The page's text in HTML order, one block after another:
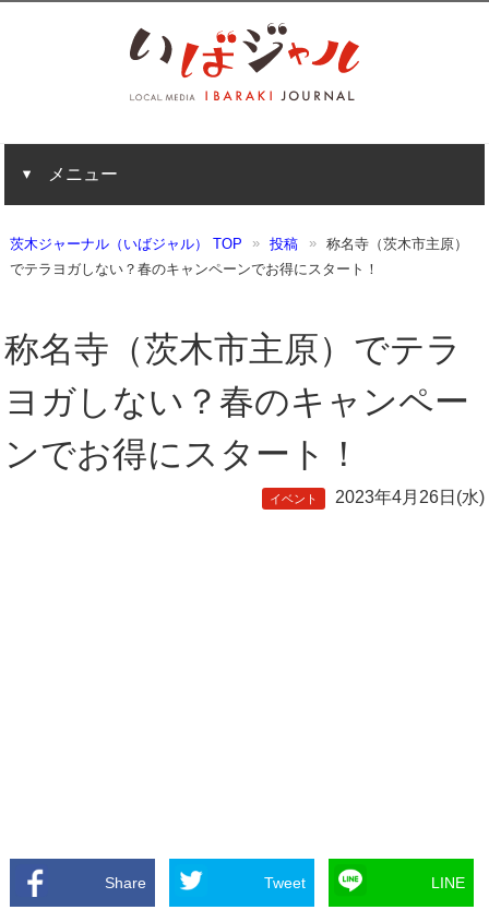
メニュー
茨木ジャーナル（いばジャル） TOP 投稿
称名寺（茨木市主原）
でテラヨガしない？春のキャンペーンでお得にスタート！
称名寺（茨木市主原）でテラ
ヨガしない？春のキャンペー
ンでお得にスタート！
イベント 2023年4月26日(水)
Share Tweet LINE